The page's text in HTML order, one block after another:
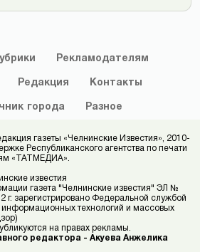
Рекламодателям
Редакция Контакты
города Разное
газеты «Челнинские Известия», 2010-
Республиканского агентства по печати
«ТАТМЕДИА».
известия
газета "Челнинские известия" ЭЛ №
г. зарегистрировано Федеральной службой
технологий и массовых
на правах рекламы.
редактора - Акуева Анжелика